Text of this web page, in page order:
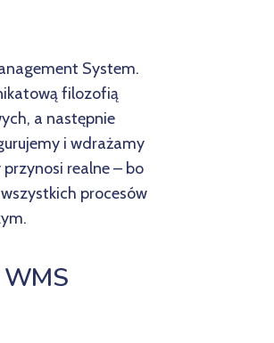
System.
filozofią
a następnie
i wdrażamy
realne – bo
procesów
WMS